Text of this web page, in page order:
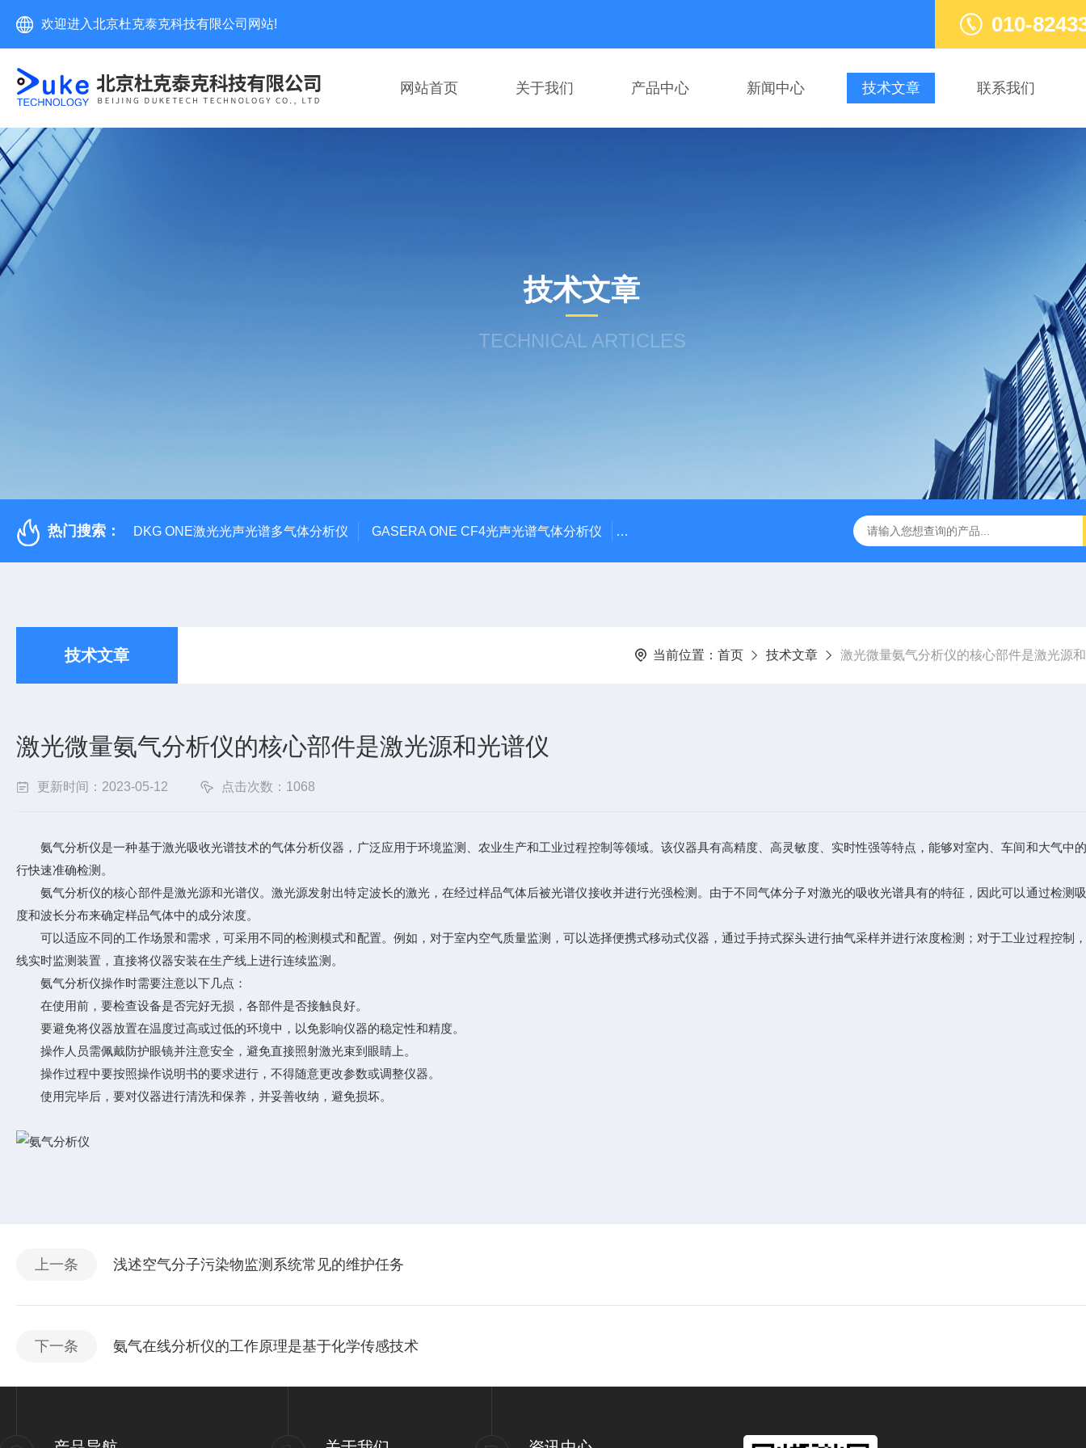
欢迎进入北京杜克泰克科技有限公司网站! 010-
网站首页 关于我们 产品中心 新闻中心 技术文章 联系我们
技术文章
TECHNICAL ARTICLES
热门搜索： DKG ONE激光光声光谱多气体分析仪 GASERA ONE CF4光声光谱气体分析仪 DKG ONE-F光声光谱痕量级甲醛气体分析仪 EDK 4500 EIMS增强离子迁移
技术文章 当前位置： 首页 技术文章 激光微量氨气分析仪的核心部件是激光源
激光微量氨气分析仪的核心部件是激光源和光谱仪
更新时间：2023-05-12 点击次数：1068
氨气分析仪是一种基于激光吸收光谱技术的气体分析仪器，广泛应用于环境监测、农业生产和工业过程控制等领域。该仪器具有高精度、高灵敏度、实时性强等特点，能够对室内、车间和大气中
行快速准确检测。
氨气分析仪的核心部件是激光源和光谱仪。激光源发射出特定波长的激光，在经过样品气体后被光谱仪接收并进行光强检测。由于不同气体分子对激光的吸收光谱具有的特征，因此可以通过检测
度和波长分布来确定样品气体中的成分浓度。
可以适应不同的工作场景和需求，可采用不同的检测模式和配置。例如，对于室内空气质量监测，可以选择便携式移动式仪器，通过手持式探头进行抽气采样并进行浓度检测；对于工业过程控制
线实时监测装置，直接将仪器安装在生产线上进行连续监测。
氨气分析仪操作时需要注意以下几点：
在使用前，要检查设备是否完好无损，各部件是否接触良好。
要避免将仪器放置在温度过高或过低的环境中，以免影响仪器的稳定性和精度。
操作人员需佩戴防护眼镜并注意安全，避免直接照射激光束到眼睛上。
操作过程中要按照操作说明书的要求进行，不得随意更改参数或调整仪器。
使用完毕后，要对仪器进行清洗和保养，并妥善收纳，避免损坏。
上一条 浅述空气分子污染物监测系统常见的维护任务
下一条 氨气在线分析仪的工作原理是基于化学传感技术